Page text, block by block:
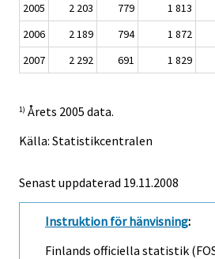
2005
2 203 779 1 813
2006
2 189 794 1 872
2007
2 292 691 1 829
1) Årets 2005 data.
Källa: Statistikcentralen
Senast uppdaterad 19.11.2008
Instruktion för hänvisning:
Finlands officiella statistik